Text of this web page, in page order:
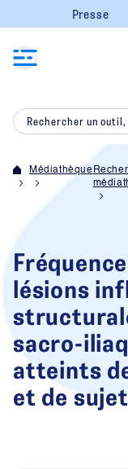
Presse
Médiathèque
lésions
sacro-
atteints
et de